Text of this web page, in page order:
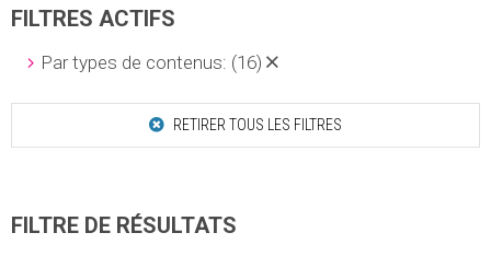
FILTRES ACTIFS
Par types de contenus: (16)
RETIRER TOUS LES FILTRES
FILTRE DE RÉSULTATS